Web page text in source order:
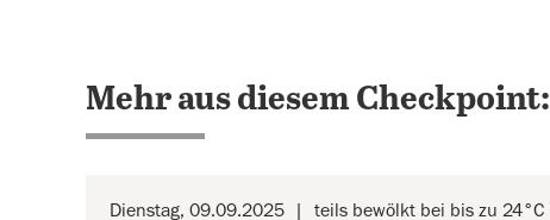
Mehr aus diesem Checkpoint:
Dienstag, 09.09.2025 teils bewölkt bei bis zu 24°C